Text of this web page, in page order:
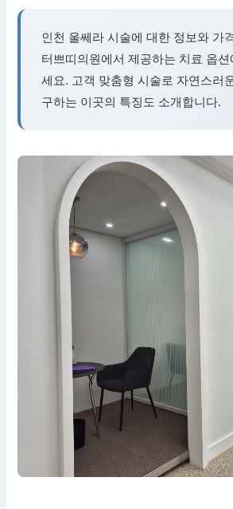
인천 울쎄라 시술에 대한 정보와 가
터쁘띠의원에서 제공하는 치료 옵
세요. 고객 맞춤형 시술로 자연스러
구하는 이곳의 특징도 소개합니다.